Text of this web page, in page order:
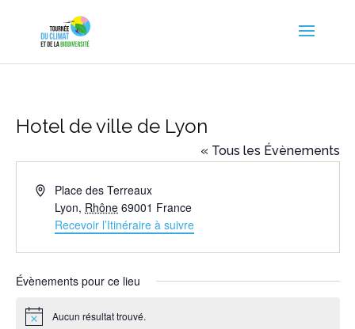
Hotel de ville de Lyon
« Tous les Évènements
AdressePlace des Terreaux
Lyon, Rhône 69001 France
Recevoir l’Itinéraire à suivre
Évènements pour ce lieu
Notice Aucun résultat trouvé.